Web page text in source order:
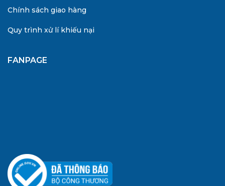
Chính sách giao hàng
Quy trình xử lí khiếu nại
FANPAGE